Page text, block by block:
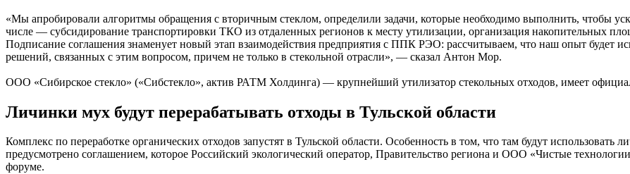
«Мы апробировали алгоритмы обращения с вторичным стеклом, определили задачи, которые необходимо выполнить, чтобы
числе — субсидирование транспортировки ТКО из отдаленных регионов к месту утилизации, организация накопительных
Подписание соглашения знаменует новый этап взаимодействия предприятия с ППК РЭО: рассчитываем, что наш опыт будет
решений, связанных с этим вопросом, причем не только в стекольной отрасли», — сказал Антон Мор.
ООО «Сибирское стекло» («Сибстекло», актив РАТМ Холдинга) — крупнейший утилизатор стекольных отходов, имеет
Личинки мух будут перерабатывать отходы в Тульской области
Комплекс по переработке органических отходов запустят в Тульской области. Особенность в том, что там будут
предусмотрено соглашением, которое Российский экологический оператор, Правительство региона и ООО «Чистые
форуме.